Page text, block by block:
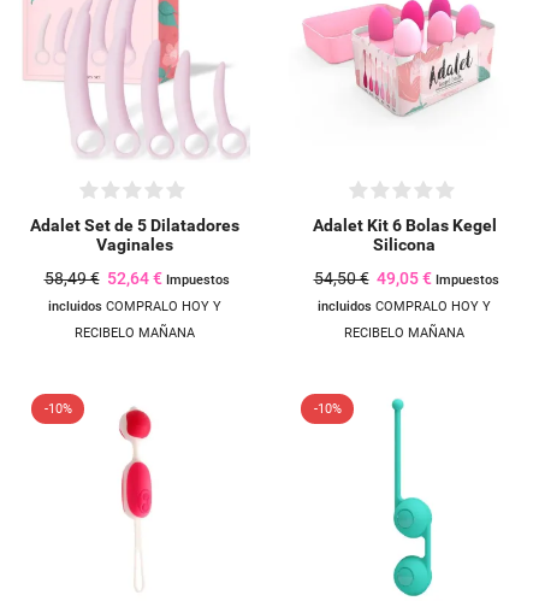
Adalet Set de 5 Dilatadores
Vaginales
58,49 € 52,64 € Impuestos
incluidos COMPRALO HOY Y
RECIBELO MAÑANA
Adalet Kit 6 Bolas Kegel
Silicona
54,50 € 49,05 € Impuestos
incluidos COMPRALO HOY Y
RECIBELO MAÑANA
-10% -10%